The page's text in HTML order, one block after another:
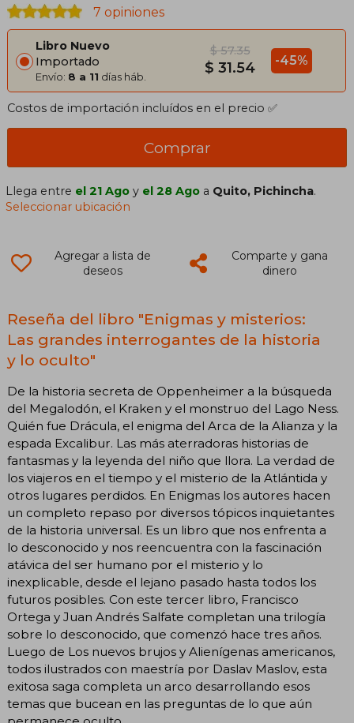
7 opiniones
Libro Nuevo
Importado
Envío: 8 a 11 días háb.
$ 57.35
$ 31.54 -45%
Costos de importación incluídos en el precio ✅
Comprar
Llega entre el 21 Ago y el 28 Ago a Quito, Pichincha.
Seleccionar ubicación
Agregar a lista de
deseos
Comparte y gana
dinero
Reseña del libro "Enigmas y misterios:
Las grandes interrogantes de la historia
y lo oculto"
De la historia secreta de Oppenheimer a la búsqueda
del Megalodón, el Kraken y el monstruo del Lago Ness.
Quién fue Drácula, el enigma del Arca de la Alianza y la
espada Excalibur. Las más aterradoras historias de
fantasmas y la leyenda del niño que llora. La verdad de
los viajeros en el tiempo y el misterio de la Atlántida y
otros lugares perdidos. En Enigmas los autores hacen
un completo repaso por diversos tópicos inquietantes
de la historia universal. Es un libro que nos enfrenta a
lo desconocido y nos reencuentra con la fascinación
atávica del ser humano por el misterio y lo
inexplicable, desde el lejano pasado hasta todos los
futuros posibles. Con este tercer libro, Francisco
Ortega y Juan Andrés Salfate completan una trilogía
sobre lo desconocido, que comenzó hace tres años.
Luego de Los nuevos brujos y Alienígenas americanos,
todos ilustrados con maestría por Daslav Maslov, esta
exitosa saga completa un arco desarrollando esos
temas que bucean en las preguntas de lo que aún